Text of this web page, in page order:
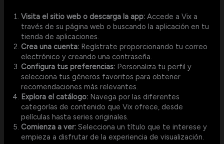
Visita el sitio web o descarga la app: Accede a Vix a
través de su página web o buscando la aplicación en tu
tienda de aplicaciones.
Crea una cuenta: Regístrate proporcionando tu correo
electrónico y creando una contraseña.
Configura tus preferencias: Personaliza tu perfil y
selecciona tus géneros favoritos para obtener
recomendaciones más relevantes.
Explora el catálogo: Navega por las diferentes
categorías de contenido que Vix ofrece, desde
películas hasta series originales.
Comienza a ver: Selecciona un título que te interese y
empieza a disfrutar de la experiencia de visualización.